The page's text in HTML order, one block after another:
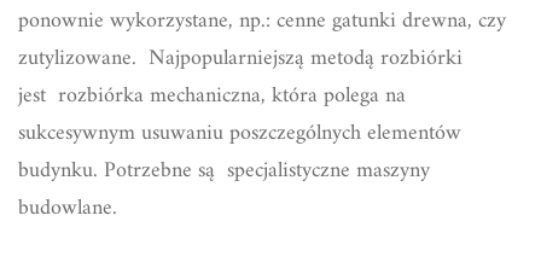
ponownie wykorzystane, np.: cenne gatunki drewna, czy
zutylizowane. Najpopularniejszą metodą rozbiórki
jest rozbiórka mechaniczna, która polega na
sukcesywnym usuwaniu poszczególnych elementów
budynku. Potrzebne są specjalistyczne maszyny
budowlane.